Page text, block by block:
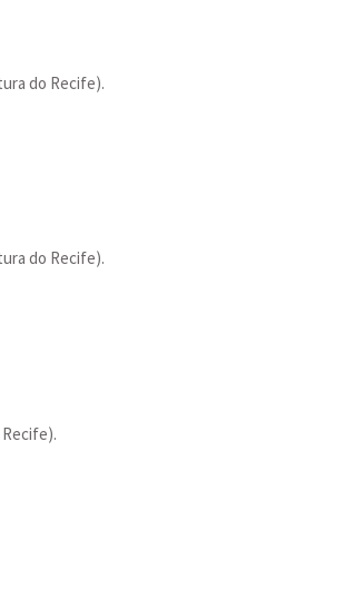
do Recife).
do Recife).